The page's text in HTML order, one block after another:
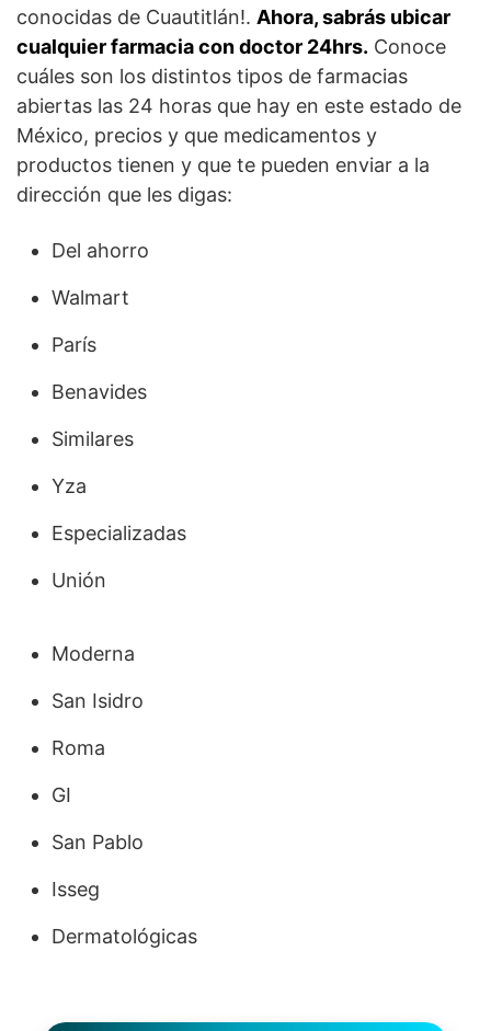
conocidas de Cuautitlán!. Ahora, sabrás ubicar
cualquier farmacia con doctor 24hrs. Conoce
cuáles son los distintos tipos de farmacias
abiertas las 24 horas que hay en este estado de
México, precios y que medicamentos y
productos tienen y que te pueden enviar a la
dirección que les digas:
Del ahorro
Walmart
París
Benavides
Similares
Yza
Especializadas
Unión
Moderna
San Isidro
Roma
GI
San Pablo
Isseg
Dermatológicas